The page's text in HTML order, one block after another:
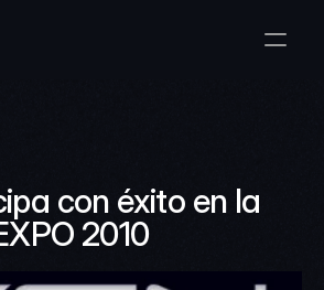
TV
Select Language
English
EN TALK TO US
con éxito en la
2010